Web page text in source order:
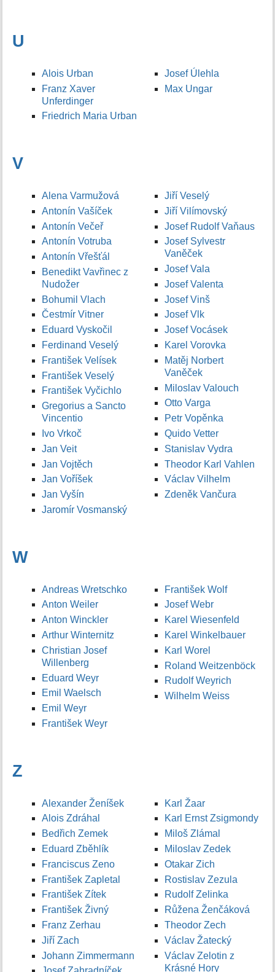
U
Alois Urban
Franz Xaver
Unferdinger
Friedrich Maria Urban
Josef Úlehla
Max Ungar
V
Alena Varmužová
Antonín Vašíček
Antonín Večeř
Antonín Votruba
Antonín Vřešťál
Benedikt Vavřinec z
Nudožer
Bohumil Vlach
Čestmír Vitner
Eduard Vyskočil
Ferdinand Veselý
František Velísek
František Veselý
František Vyčichlo
Gregorius a Sancto
Vincentio
Ivo Vrkoč
Jan Veit
Jan Vojtěch
Jan Voříšek
Jan Vyšín
Jaromír Vosmanský
Jiří Veselý
Jiří Vilímovský
Josef Rudolf Vaňaus
Josef Sylvestr
Vaněček
Josef Vala
Josef Valenta
Josef Vinš
Josef Vlk
Josef Vocásek
Karel Vorovka
Matěj Norbert
Vaněček
Miloslav Valouch
Otto Varga
Petr Vopěnka
Quido Vetter
Stanislav Vydra
Theodor Karl Vahlen
Václav Vilhelm
Zdeněk Vančura
W
Andreas Wretschko
Anton Weiler
Anton Winckler
Arthur Winternitz
Christian Josef
Willenberg
Eduard Weyr
Emil Waelsch
Emil Weyr
František Weyr
František Wolf
Josef Webr
Karel Wiesenfeld
Karel Winkelbauer
Karl Worel
Roland Weitzenböck
Rudolf Weyrich
Wilhelm Weiss
Z
Alexander Ženíšek
Alois Zdráhal
Bedřich Zemek
Eduard Zběhlík
Franciscus Zeno
František Zapletal
František Zítek
František Živný
Franz Zerhau
Jiří Zach
Johann Zimmermann
Karl Žaar
Karl Ernst Zsigmondy
Miloš Zlámal
Miloslav Zedek
Otakar Zich
Rostislav Zezula
Rudolf Zelinka
Růžena Ženčáková
Theodor Zech
Václav Žatecký
Václav Zelotin z
Krásné Hory